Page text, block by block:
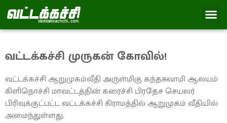
வட்டக்கச்சி முருகன் கோவில்!
வட்டக்கச்சி ஆறுமுகம்வீதி அருள்மிகு கந்தசுவாமி ஆலயம்
கிளிநொச்சி மாவட்டத்தின் கரைச்சி பிரதேச செயலர்
பிரிவுக்குட்பட்ட வட்டக்கச்சி கிராமத்தில் ஆறுமுகம் வீதியில்
அமைந்துள்ளது.